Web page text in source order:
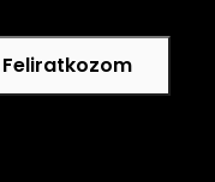
Feliratkozom